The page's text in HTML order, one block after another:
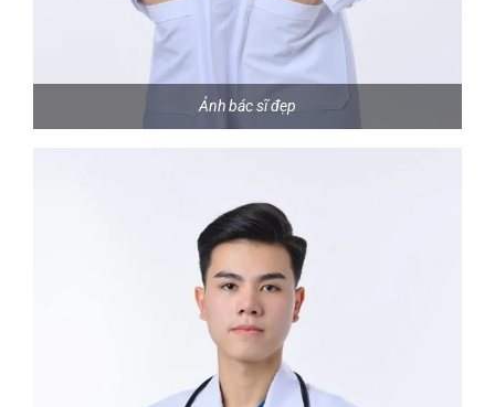
Ảnh bác sĩ đẹp